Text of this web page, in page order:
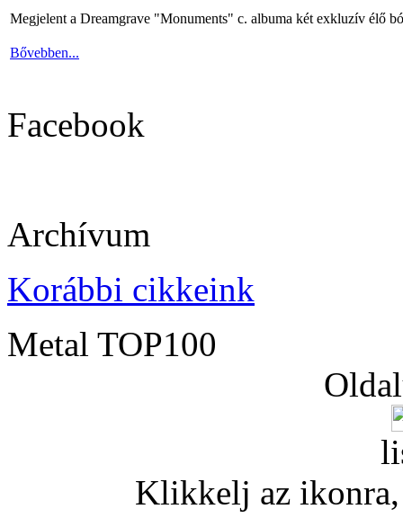
Megjelent a Dreamgrave "Monuments" c. albuma két exkluzív élő
Bővebben...
Facebook
Archívum
Korábbi cikkeink
Metal TOP100
Klikkelj az ikonra,